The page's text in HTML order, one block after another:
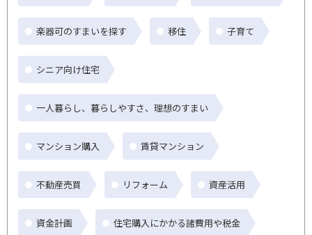
楽器可のすまいを探す 移住 子育て
シニア向け住宅
一人暮らし、暮らしやすさ、理想のすまい
マンション購入 賃貸マンション
不動産売買 リフォーム 資産活用
資金計画 住宅購入にかかる諸費用や税金